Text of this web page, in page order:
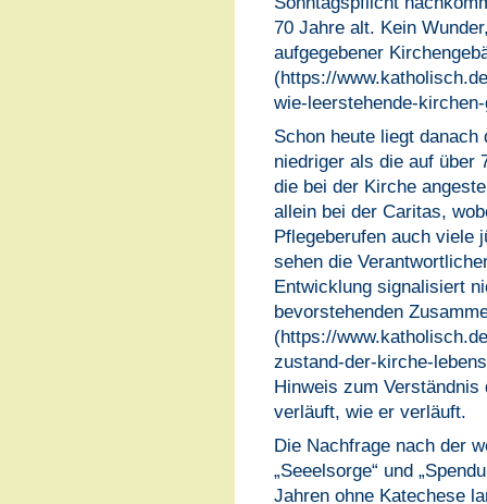
70 Jahre alt. Kein
aufgegebener
(https://
wie-leerstehende-
Schon heute liegt
niedriger als die auf über
die bei der Kirche
allein bei der Caritas,
Pflegeberufen auch viele
sehen die
Entwicklung signalisiert
bevorstehenden
(https://
zustand-der-kirche-
Hinweis zum
verläuft, wie er verläuft.
Die Nachfrage nach der
„Seeelsorge“ und
Jahren ohne Katechese